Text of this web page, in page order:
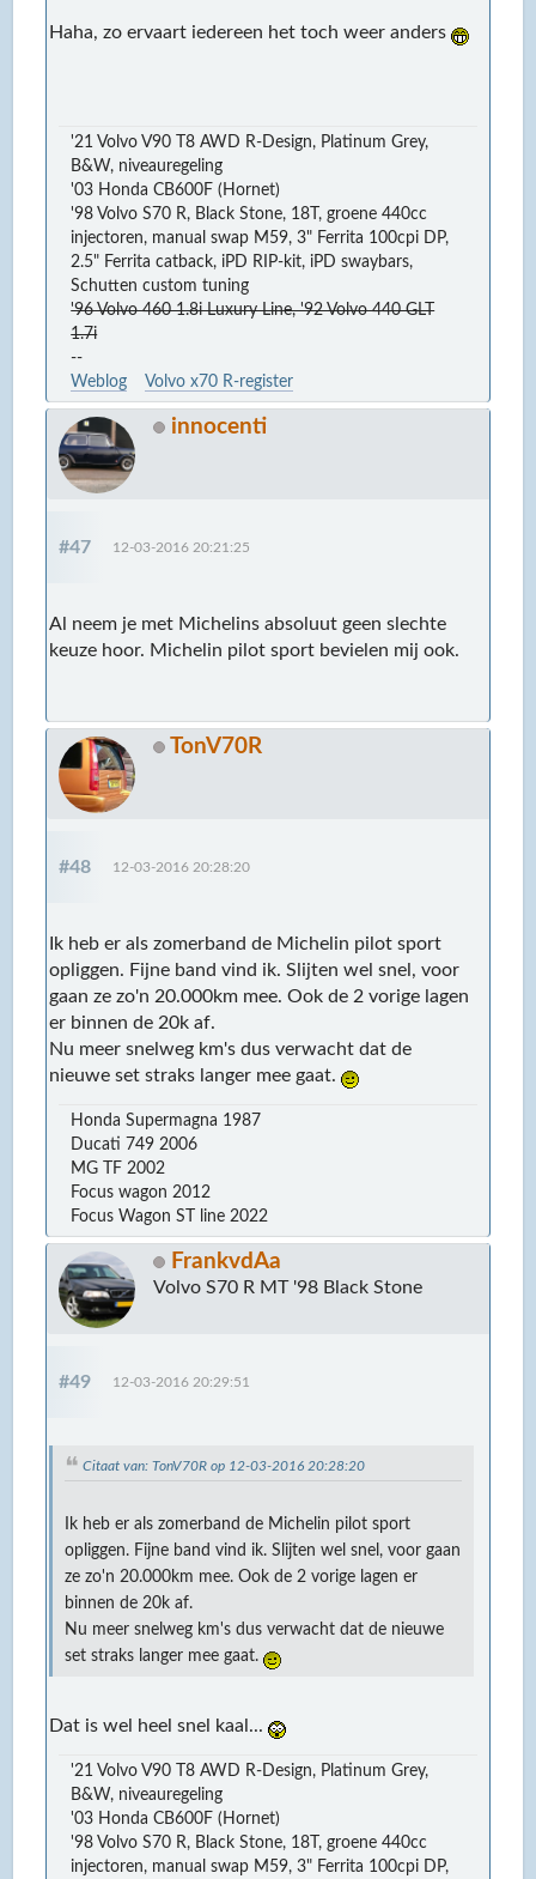
Haha, zo ervaart iedereen het toch weer anders
'21 Volvo V90 T8 AWD R-Design, Platinum Grey,
B&W, niveauregeling
'03 Honda CB600F (Hornet)
'98 Volvo S70 R, Black Stone, 18T, groene 440cc
injectoren, manual swap M59, 3" Ferrita 100cpi DP,
2.5" Ferrita catback, iPD RIP-kit, iPD swaybars,
Schutten custom tuning
'96 Volvo 460 1.8i Luxury Line, '92 Volvo 440 GLT
1.7i
--
Weblog
Volvo x70 R-register
innocenti
#47 12-03-2016 20:21:25
Al neem je met Michelins absoluut geen slechte
keuze hoor. Michelin pilot sport bevielen mij ook.
TonV70R
#48 12-03-2016 20:28:20
Ik heb er als zomerband de Michelin pilot sport
opliggen. Fijne band vind ik. Slijten wel snel, voor
gaan ze zo'n 20.000km mee. Ook de 2 vorige lagen
er binnen de 20k af.
Nu meer snelweg km's dus verwacht dat de
nieuwe set straks langer mee gaat.
Honda Supermagna 1987
Ducati 749 2006
MG TF 2002
Focus wagon 2012
Focus Wagon ST line 2022
FrankvdAa
Volvo S70 R MT '98 Black Stone
#49 12-03-2016 20:29:51
Citaat van: TonV70R op 12-03-2016 20:28:20
Ik heb er als zomerband de Michelin pilot sport
opliggen. Fijne band vind ik. Slijten wel snel, voor gaan
ze zo'n 20.000km mee. Ook de 2 vorige lagen er
binnen de 20k af.
Nu meer snelweg km's dus verwacht dat de nieuwe
set straks langer mee gaat.
Dat is wel heel snel kaal...
'21 Volvo V90 T8 AWD R-Design, Platinum Grey,
B&W, niveauregeling
'03 Honda CB600F (Hornet)
'98 Volvo S70 R, Black Stone, 18T, groene 440cc
injectoren, manual swap M59, 3" Ferrita 100cpi DP,